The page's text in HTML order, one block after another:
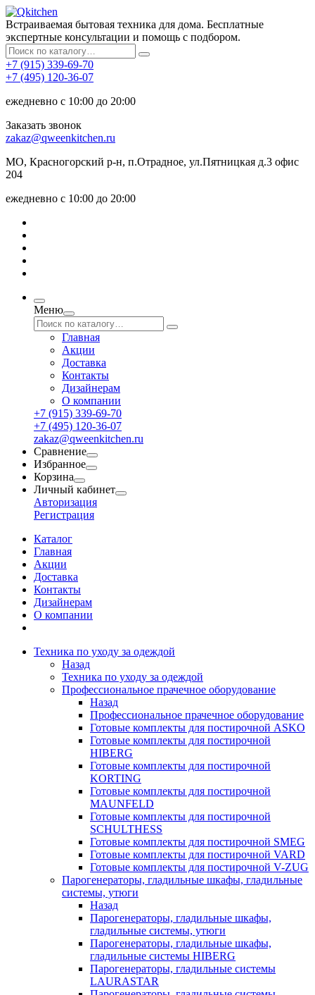
Встраиваемая бытовая техника для дома. Бесплатные
экспертные консультации и помощь с подбором.
+7 (915) 339-69-70
+7 (495) 120-36-07
ежедневно с 10:00 до 20:00
Заказать звонок
zakaz@qweenkitchen.ru
МО, Красногорский р-н, п.Отрадное, ул.Пятницкая д.3 офис
204
ежедневно с 10:00 до 20:00
Меню
Главная
Акции
Доставка
Контакты
Дизайнерам
О компании
+7 (915) 339-69-70
+7 (495) 120-36-07
zakaz@qweenkitchen.ru
Сравнение
Избранное
Корзина
Личный кабинет
Авторизация
Регистрация
Каталог
Главная
Акции
Доставка
Контакты
Дизайнерам
О компании
Техника по уходу за одеждой
Назад
Техника по уходу за одеждой
Профессиональное прачечное оборудование
Назад
Профессиональное прачечное оборудование
Готовые комплекты для постирочной ASKO
Готовые комплекты для постирочной
HIBERG
Готовые комплекты для постирочной
KORTING
Готовые комплекты для постирочной
MAUNFELD
Готовые комплекты для постирочной
SCHULTHESS
Готовые комплекты для постирочной SMEG
Готовые комплекты для постирочной VARD
Готовые комплекты для постирочной V-ZUG
Парогенераторы, гладильные шкафы, гладильные
системы, утюги
Назад
Парогенераторы, гладильные шкафы,
гладильные системы, утюги
Парогенераторы, гладильные шкафы,
гладильные системы HIBERG
Парогенераторы, гладильные системы
LAURASTAR